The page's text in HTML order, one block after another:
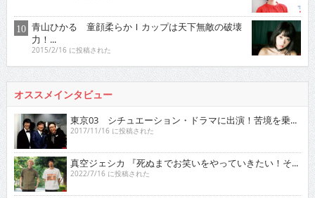
青山ひかる 童顔柔らかＩカップは天下無敵の破壊
力！...
2015/2/16 に投稿された
オススメインタビュー
東京03 シチュエーション・ドラマに出演！苦境を乗...
2017/11/16 に投稿された
真空ジェシカ 『死ぬまでお笑いをやっていきたい！そ...
2022/7/16 に投稿された